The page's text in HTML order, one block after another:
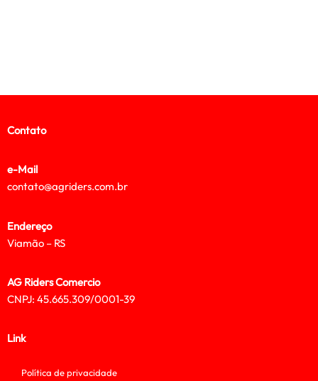
Contato
e-Mail
contato@agriders.com.br
Endereço
Viamão – RS
AG Riders Comercio
CNPJ: 45.665.309/0001-39
Link
Política de privacidade